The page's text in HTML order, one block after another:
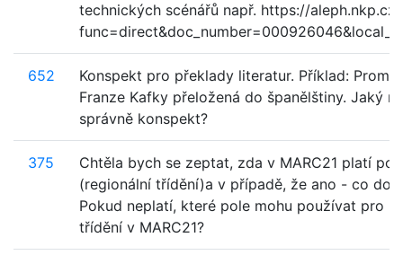
technických scénářů např. https://aleph.nkp.cz/
652
Konspekt pro překlady literatur. Příklad:
Franze Kafky přeložená do španělštiny. Jaký
správně konspekt?
375
Chtěla bych se zeptat, zda v MARC21 platí
(regionální třídění)a v případě, že ano - co do
Pokud neplatí, které pole mohu používat pro
třídění v MARC21?